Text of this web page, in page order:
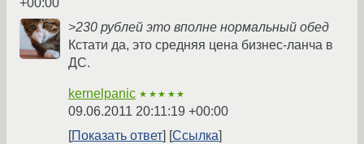
+00:00
>230 рублей это вполне нормальный обед
Кстати да, это средняя цена бизнес-ланча в
ДС.
kernelpanic ★★★★★
09.06.2011 20:11:19 +00:00
Показать ответ
Ссылка